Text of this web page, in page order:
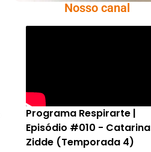
Nosso canal
Programa Respirarte |
Episódio #010 - Catarina
Zidde (Temporada 4)